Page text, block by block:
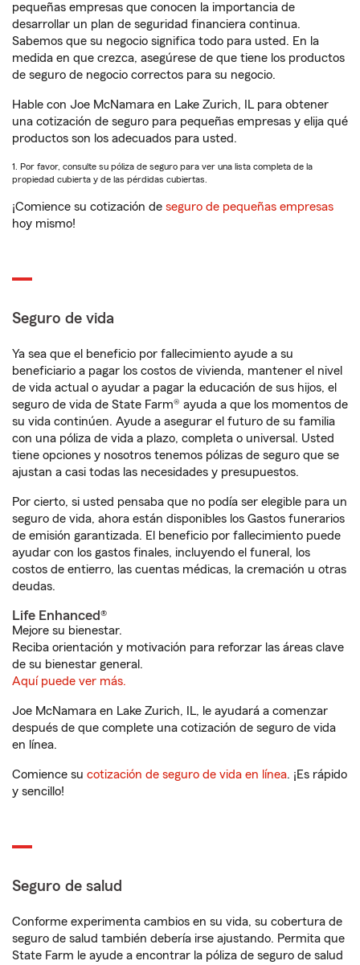
pequeñas empresas que conocen la importancia de
desarrollar un plan de seguridad financiera continua.
Sabemos que su negocio significa todo para usted. En la
medida en que crezca, asegúrese de que tiene los productos
de seguro de negocio correctos para su negocio.
Hable con Joe McNamara en Lake Zurich, IL para obtener
una cotización de seguro para pequeñas empresas y elija qué
productos son los adecuados para usted.
1. Por favor, consulte su póliza de seguro para ver una lista completa de la
propiedad cubierta y de las pérdidas cubiertas.
¡Comience su cotización de seguro de pequeñas empresas
hoy mismo!
Seguro de vida
Ya sea que el beneficio por fallecimiento ayude a su
beneficiario a pagar los costos de vivienda, mantener el nivel
de vida actual o ayudar a pagar la educación de sus hijos, el
seguro de vida de State Farm® ayuda a que los momentos de
su vida continúen. Ayude a asegurar el futuro de su familia
con una póliza de vida a plazo, completa o universal. Usted
tiene opciones y nosotros tenemos pólizas de seguro que se
ajustan a casi todas las necesidades y presupuestos.
Por cierto, si usted pensaba que no podía ser elegible para un
seguro de vida, ahora están disponibles los Gastos funerarios
de emisión garantizada. El beneficio por fallecimiento puede
ayudar con los gastos finales, incluyendo el funeral, los
costos de entierro, las cuentas médicas, la cremación u otras
deudas.
Life Enhanced®
Mejore su bienestar.
Reciba orientación y motivación para reforzar las áreas clave
de su bienestar general.
Aquí puede ver más.
Joe McNamara en Lake Zurich, IL, le ayudará a comenzar
después de que complete una cotización de seguro de vida
en línea.
Comience su cotización de seguro de vida en línea. ¡Es rápido
y sencillo!
Seguro de salud
Conforme experimenta cambios en su vida, su cobertura de
seguro de salud también debería irse ajustando. Permita que
State Farm le ayude a encontrar la póliza de seguro de salud